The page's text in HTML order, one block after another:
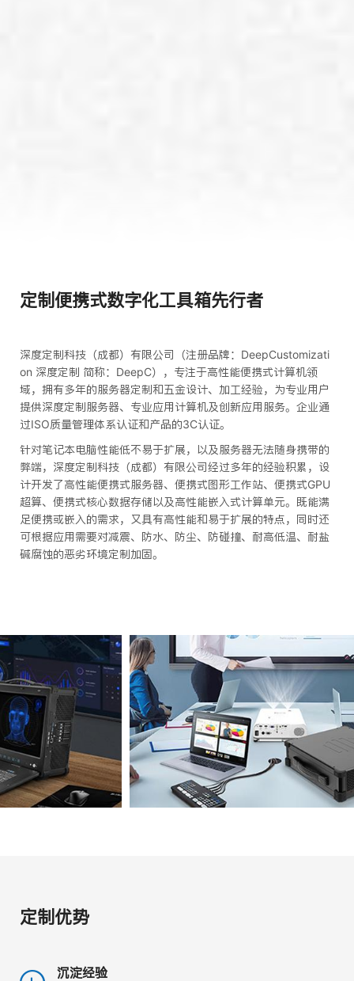
定制便携式数字化工具箱先行者
深度定制科技（成都）有限公司（注册品牌：DeepCustomizati
on 深度定制 简称：DeepC），专注于高性能便携式计算机领
域，拥有多年的服务器定制和五金设计、加工经验，为专业用户
提供深度定制服务器、专业应用计算机及创新应用服务。企业通
过ISO质量管理体系认证和产品的3C认证。
针对笔记本电脑性能低不易于扩展，以及服务器无法随身携带的
弊端，深度定制科技（成都）有限公司经过多年的经验积累，设
计开发了高性能便携式服务器、便携式图形工作站、便携式GPU
超算、便携式核心数据存储以及高性能嵌入式计算单元。既能满
足便携或嵌入的需求，又具有高性能和易于扩展的特点，同时还
可根据应用需要对减震、防水、防尘、防碰撞、耐高低温、耐盐
碱腐蚀的恶劣环境定制加固。
定制优势
沉淀经验